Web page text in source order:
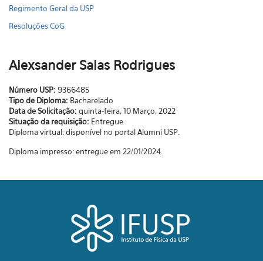
Regimento Geral da USP
Resoluções CoG
Alexsander Salas Rodrigues
Número USP: 9366485
Tipo de Diploma: Bacharelado
Data de Solicitação: quinta-feira, 10 Março, 2022
Situação da requisição: Entregue
Diploma virtual: disponível no portal Alumni USP.
Diploma impresso: entregue em 22/01/2024.